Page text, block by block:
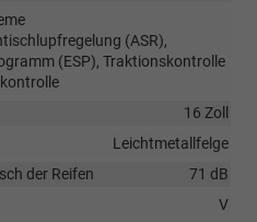
(ASR),
(ESP), Traktionskontrolle
16 Zoll
Leichtmetallfelge
der Reifen
71 dB
V